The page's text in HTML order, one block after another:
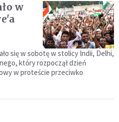
w
się w sobotę w stolicy Indii, Delhi,
który rozpoczął dzień
w proteście przeciwko